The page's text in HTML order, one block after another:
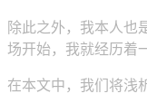
除此之外，我本人也
场开始，我就经历着
在本文中，我们将浅